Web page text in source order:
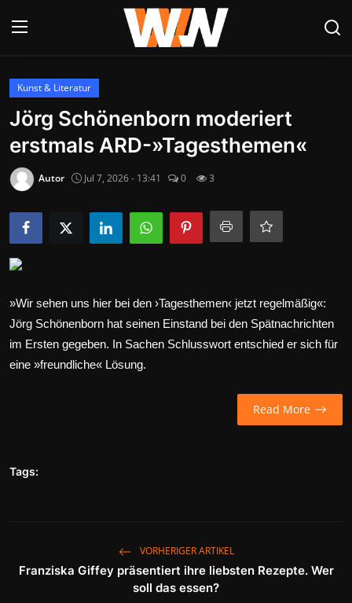
Anmelden
Datenschutzerklärung
Contact
Kultur & Unterhaltung
Lifestyle & Gesellschaft
Sport & Freizeit
Tech & IT-Security
Wirtschaft
Kunst & Literatur
Jörg Schönenborn moderiert
erstmals ARD-»Tagesthemen«
Autor Jul 7, 2026 - 13:41 0 3
»Wir sehen uns hier bei den ›Tagesthemen‹ jetzt regelmäßig«:
Jörg Schönenborn hat seinen Einstand bei den Spätnachrichten
im Ersten gegeben. In Sachen Schlusswort entschied er sich für
eine »freundliche« Lösung.
Read More
Tags:
VORHERIGER ARTIKEL
Franziska Giffey präsentiert ihre liebsten Rezepte. Wer
soll das essen?